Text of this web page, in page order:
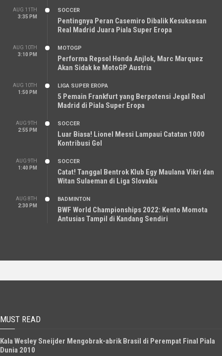
AUG 11TH
3:35 PM
SOCCER
Pentingnya Peran Casemiro Dibalik Kesuksesan
Real Madrid Juara Piala Super Eropa
AUG 10TH
3:10 PM
MOTOGP
Performa Repsol Honda Anjlok, Marc Marquez
Akan Sidak ke MotoGP Austria
AUG 10TH
1:50 PM
LIGA SUPER EROPA
5 Pemain Frankfurt yang Berpotensi Jegal Real
Madrid di Piala Super Eropa
AUG 9TH
2:55 PM
SOCCER
Luar Biasa! Lionel Messi Lampaui Catatan 1000
Kontribusi Gol
AUG 9TH
1:40 PM
SOCCER
Catat! Tanggal Bentrok Klub Egy Maulana Vikri dan
Witan Sulaeman di Liga Slovakia
AUG 8TH
2:30 PM
BADMINTON
BWF World Championships 2022: Kento Momota
Antusias Tampil di Kandang Sendiri
MUST READ
Kala Wesley Sneijder Mengobrak-abrik Brasil di Perempat Final Piala
Dunia 2010